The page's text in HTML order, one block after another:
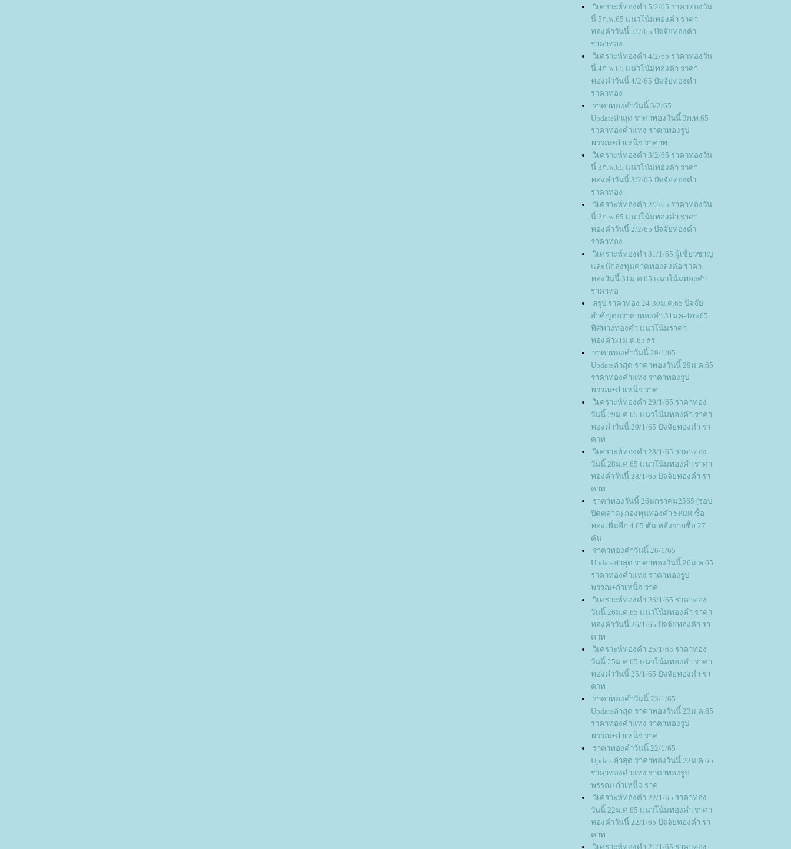
วิเคราะห์ทองคำ 5/2/65 ราคาทองวัน
นี้ 5ก.พ.65 แนวโน้มทองคำ ราคา
ทองคำวันนี้ 5/2/65 ปัจจัยทองคำ
ราคาทอง
วิเคราะห์ทองคำ 4/2/65 ราคาทองวัน
นี้ 4ก.พ.65 แนวโน้มทองคำ ราคา
ทองคำวันนี้ 4/2/65 ปัจจัยทองคำ
ราคาทอง
ราคาทองคำวันนี้ 3/2/65
Updateล่าสุด ราคาทองวันนี้ 3ก.พ.65
ราคาทองคำแท่ง ราคาทองรูป
พรรณ+กำเหน็จ ราคาท
วิเคราะห์ทองคำ 3/2/65 ราคาทองวัน
นี้ 3ก.พ.65 แนวโน้มทองคำ ราคา
ทองคำวันนี้ 3/2/65 ปัจจัยทองคำ
ราคาทอง
วิเคราะห์ทองคำ 2/2/65 ราคาทองวัน
นี้ 2ก.พ.65 แนวโน้มทองคำ ราคา
ทองคำวันนี้ 2/2/65 ปัจจัยทองคำ
ราคาทอง
วิเคราะห์ทองคำ 31/1/65 ผู้เชี่ยวชาญ
ละนักลงทุนคาดทองลงต่อ ราคา
ทองวันนี้ 31ม.ค.65 แนวโน้มทองคำ
ราคาทอ
สรุป ราคาทอง 24-30ม.ค.65 ปัจจั
สำคัญต่อราคาทองคำ 31มค-4กพ65
ทิศทางทองคำ แนวโน้มราคา
ทองคำ31ม.ค.65 #ร
ราคาทองคำวันนี้ 29/1/65
Updateล่าสุด ราคาทองวันนี้ 29ม.ค.65
ราคาทองคำแท่ง ราคาทองรูป
พรรณ+กำเหน็จ ราค
วิเคราะห์ทองคำ 29/1/65 ราคาทอง
วันนี้ 29ม.ค.65 แนวโน้มทองคำ ราคา
ทองคำวันนี้ 29/1/65 ปัจจัยทองคำ รา
คาท
วิเคราะห์ทองคำ 28/1/65 ราคาทอง
วันนี้ 28ม.ค.65 แนวโน้มทองคำ ราคา
ทองคำวันนี้ 28/1/65 ปัจจัยทองคำ รา
คาท
ราคาทองวันนี้ 26มกราคม2565 (รอบ
ปิดตลาด) กองทุนทองคำ SPDR ซื้อ
ทองเพิ่มอีก 4.65 ตัน หลังจากซื้อ 27
ตัน
ราคาทองคำวันนี้ 26/1/65
Updateล่าสุด ราคาทองวันนี้ 26ม.ค.65
ราคาทองคำแท่ง ราคาทองรูป
พรรณ+กำเหน็จ ราค
วิเคราะห์ทองคำ 26/1/65 ราคาทอง
วันนี้ 26ม.ค.65 แนวโน้มทองคำ ราคา
ทองคำวันนี้ 26/1/65 ปัจจัยทองคำ รา
คาท
วิเคราะห์ทองคำ 25/1/65 ราคาทอง
วันนี้ 25ม.ค.65 แนวโน้มทองคำ ราคา
ทองคำวันนี้ 25/1/65 ปัจจัยทองคำ รา
คาท
ราคาทองคำวันนี้ 23/1/65
Updateล่าสุด ราคาทองวันนี้ 23ม.ค.65
ราคาทองคำแท่ง ราคาทองรูป
พรรณ+กำเหน็จ ราค
ราคาทองคำวันนี้ 22/1/65
Updateล่าสุด ราคาทองวันนี้ 22ม.ค.65
ราคาทองคำแท่ง ราคาทองรูป
พรรณ+กำเหน็จ ราค
วิเคราะห์ทองคำ 22/1/65 ราคาทอง
วันนี้ 22ม.ค.65 แนวโน้มทองคำ ราคา
ทองคำวันนี้ 22/1/65 ปัจจัยทองคำ รา
คาท
วิเคราะห์ทองคำ 21/1/65 ราคาทอง